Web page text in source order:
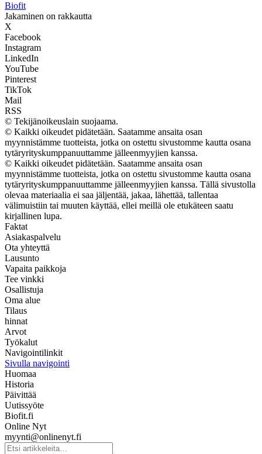
Biofit
Jakaminen on rakkautta
X
Facebook
Instagram
LinkedIn
YouTube
Pinterest
TikTok
Mail
RSS
© Tekijänoikeuslain suojaama.
© Kaikki oikeudet pidätetään. Saatamme ansaita osan
myynnistämme tuotteista, jotka on ostettu sivustomme kautta osana
tytäryrityskumppanuuttamme jälleenmyyjien kanssa.
© Kaikki oikeudet pidätetään. Saatamme ansaita osan
myynnistämme tuotteista, jotka on ostettu sivustomme kautta osana
tytäryrityskumppanuuttamme jälleenmyyjien kanssa. Tällä sivustolla
olevaa materiaalia ei saa jäljentää, jakaa, lähettää, tallentaa
välimuistiin tai muuten käyttää, ellei meillä ole etukäteen saatu
kirjallinen lupa.
Faktat
Asiakaspalvelu
Ota yhteyttä
Lausunto
Vapaita paikkoja
Tee vinkki
Osallistuja
Oma alue
Tilaus
hinnat
Arvot
Työkalut
Navigointilinkit
Sivulla navigointi
Huomaa
Historia
Päivittää
Uutissyöte
Biofit.fi
Online Nyt
myynti@onlinenyt.fi